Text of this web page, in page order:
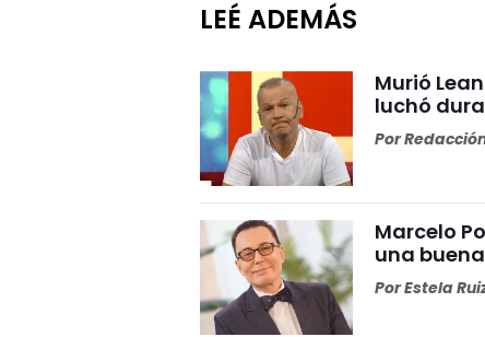
LEÉ ADEMÁS
Murió
luchó
Por
Marcelo
una
PorEstela